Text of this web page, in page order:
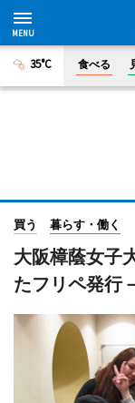
35°C 食べる
買う 暮らす・働く
大阪樟蔭女子
たフリペ発行